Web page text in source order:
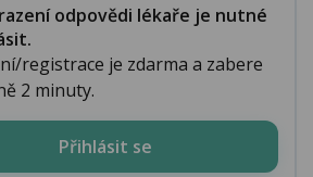
odpovědi lékaře je nutné
registrace je zdarma a zabere
2 minuty.
Přihlásit se